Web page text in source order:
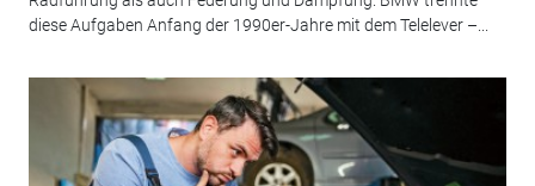
diese Aufgaben Anfang der 1990er-Jahre mit dem Telelever –...